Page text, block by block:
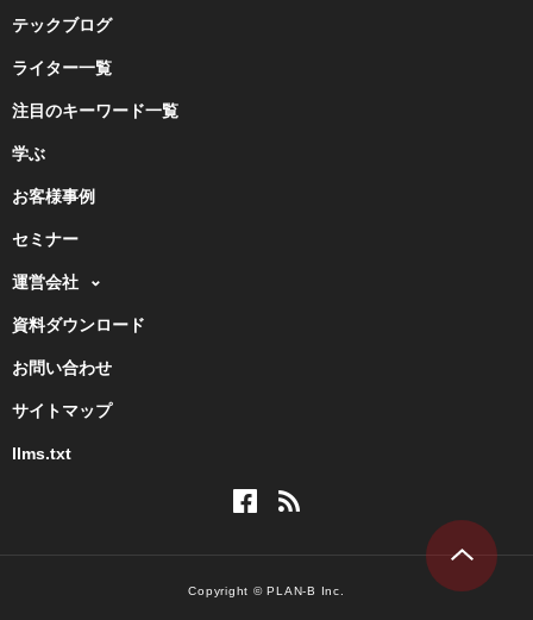
テックブログ
ライター一覧
注目のキーワード一覧
学ぶ
お客様事例
セミナー
運営会社
資料ダウンロード
お問い合わせ
サイトマップ
llms.txt
Copyright © PLAN-B Inc.